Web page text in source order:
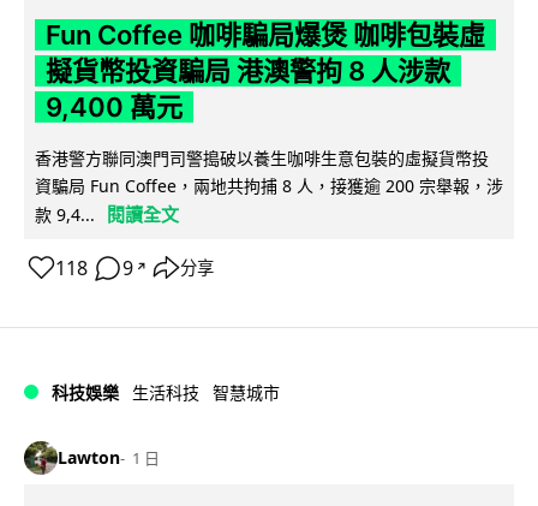
Fun Coffee 咖啡騙局爆煲 咖啡包裝虛
擬貨幣投資騙局 港澳警拘 8 人涉款
9,400 萬元
香港警方聯同澳門司警搗破以養生咖啡生意包裝的虛擬貨幣投
資騙局 Fun Coffee，兩地共拘捕 8 人，接獲逾 200 宗舉報，涉
款 9,4...
閱讀全文
118 9 ↗ 分享
科技娛樂 生活科技 智慧城市
Lawton 1 日